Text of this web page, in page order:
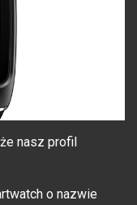
nasz profil
o nazwie